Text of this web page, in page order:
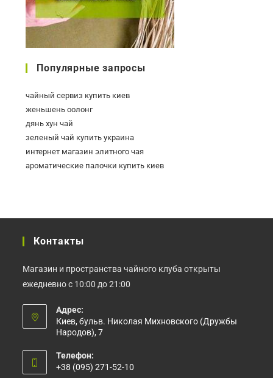
Популярные запросы
чайный сервиз купить киев
женьшень оолонг
дянь хун чай
зеленый чай купить украина
интернет магазин элитного чая
ароматические палочки купить киев
Контакты
Магазин и пространства чайного клуба открыты
ежедневно с 10:00 до 21:00
Адрес:
Киев, бульв. Николая Михновского (Дружбы
Народов), 7
Телефон:
+38 (095) 271-52-10